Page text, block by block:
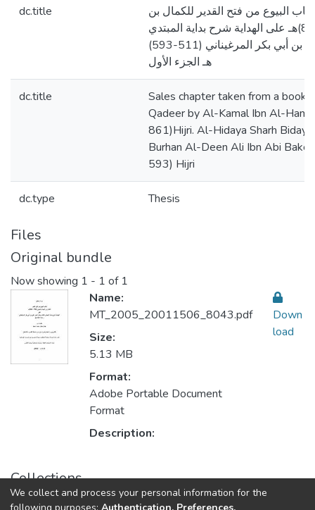
dc.title
البيوع من فتح القدير للكمال بن
الهمام الحنفي (790-861)هـ على الهداية شرح بداية المبتدي
للإمام برهان الدين علي بن أبي بكر المرغيناني (511-593)
هـ الجزء الأول
dc.title
Sales chapter taken from a book
Qadeer by Al-Kamal Ibn Al-
861)Hijri. Al-Hidaya Sharh
Burhan Al-Deen Ali Ibn Abi
593) Hijri
dc.type Thesis
Files
Original bundle
Now showing 1 - 1 of 1
Name:
MT_2005_20011506_8043.pdf
Size:
5.13 MB
Format:
Adobe Portable Document
Format
Description:
Down
load
Collections
Contemporary Islamic Studies الدراسات الإسلامية المعاصرة
We collect and process your personal information for the